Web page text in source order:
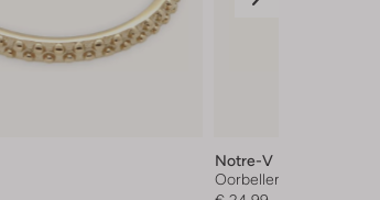
Notre-V
Oorbellen